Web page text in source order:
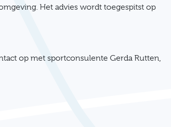
Het advies wordt toegespitst op
op met sportconsulente Gerda Rutten,